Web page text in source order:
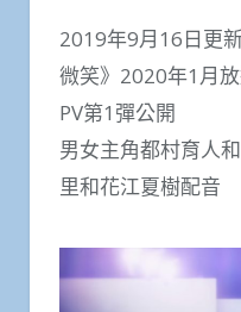
2019年9月16日更
微笑》2020年1月放
PV第1彈公開
男女主角都村育人
里和花江夏樹配音